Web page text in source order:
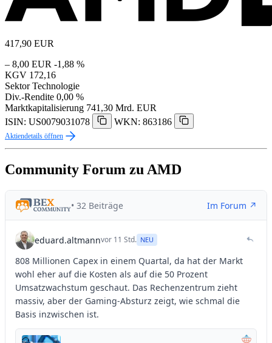
417,90 EUR
– 8,00 EUR -1,88 %
KGV 172,16
Sektor Technologie
Div.-Rendite 0,00 %
Marktkapitalisierung 741,30 Mrd. EUR
ISIN: US0079031078
WKN: 863186
Aktiendetails öffnen
Community Forum zu AMD